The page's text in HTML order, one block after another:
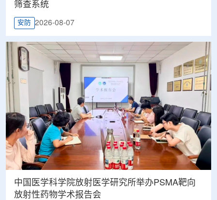
筛查系统
安防 2026-08-07
中国医学科学院放射医学研究所举办PSMA靶向
放射性药物学术报告会